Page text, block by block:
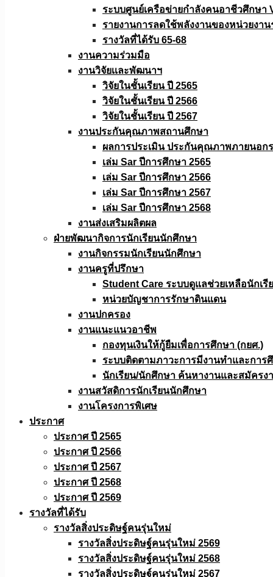
ระบบศูนย์เครือข่ายกำลังคนอาชีวศึกษา
รายงานการลดใช้พลังงานของหน่วยงา
รางวัลที่ได้รับ 65-68
งานความร่วมมือ
งานวิจัยเเละพัฒนาฯ
วิจัยในชั้นเรียน ปี 2565
วิจัยในชั้นเรียน ปี 2566
วิจัยในชั้นเรียน ปี 2567
งานประกันคุณภาพสถานศึกษา
ผลการประเมิน ประกันคุณภาพภายนอก
เล่ม Sar ปีการศึกษา 2565
เล่ม Sar ปีการศึกษา 2566
เล่ม Sar ปีการศึกษา 2567
เล่ม Sar ปีการศึกษา 2568
งานส่งเสริมผลิตผล
ฝ่ายพัฒนากิจการนักเรียนนักศึกษา
งานกิจกรรมนักเรียนนักศึกษา
งานครูที่ปรึกษา
Student Care ระบบดูแลช่วยเหลือนักเรี
หน่วยบัญชาการรักษาดินแดน
งานปกครอง
งานแนะแนวอาชีพ
กองทุนเงินให้กู้ยืมเพื่อการศึกษา (กยศ.)
ระบบติดตามภาวะการมีงานทำและการ
นักเรียน/นักศึกษา ค้นหางานและสมัครง
งานสวัสดิการนักเรียนนักศึกษา
งานโครงการพิเศษ
ประกาศ
ประกาศ ปี 2565
ประกาศ ปี 2566
ประกาศ ปี 2567
ประกาศ ปี 2568
ประกาศ ปี 2569
รางวัลที่ได้รับ
รางวัลสิ่งประดิษฐ์คนรุ่นใหม่
รางวัลสิ่งประดิษฐ์คนรุ่นใหม่ 2569
รางวัลสิ่งประดิษฐ์คนรุ่นใหม่ 2568
รางวัลสิ่งประดิษฐ์คนรุ่นใหม่ 2567